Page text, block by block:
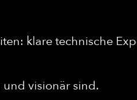
klare technische
visionär sind.